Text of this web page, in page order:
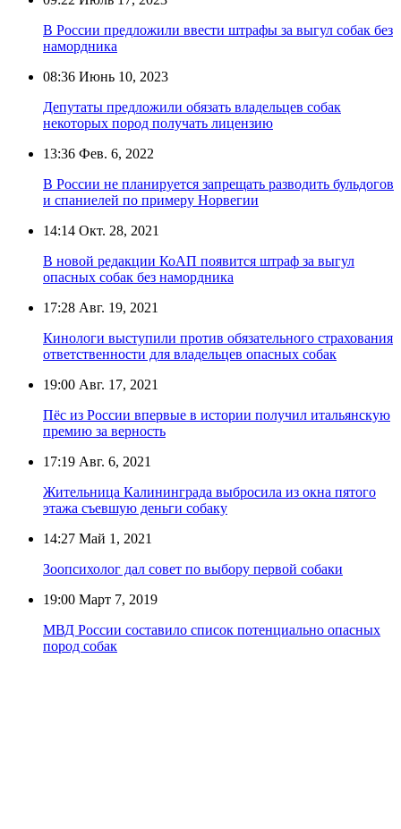
В России предложили ввести штрафы за выгул собак без
намордника
08:36 Июнь 10, 2023
Депутаты предложили обязать владельцев собак
некоторых пород получать лицензию
13:36 Фев. 6, 2022
В России не планируется запрещать разводить бульдогов
и спаниелей по примеру Норвегии
14:14 Окт. 28, 2021
В новой редакции КоАП появится штраф за выгул
опасных собак без намордника
17:28 Авг. 19, 2021
Кинологи выступили против обязательного страхования
ответственности для владельцев опасных собак
19:00 Авг. 17, 2021
Пёс из России впервые в истории получил итальянскую
премию за верность
17:19 Авг. 6, 2021
Жительница Калининграда выбросила из окна пятого
этажа съевшую деньги собаку
14:27 Май 1, 2021
Зоопсихолог дал совет по выбору первой собаки
19:00 Март 7, 2019
МВД России составило список потенциально опасных
пород собак